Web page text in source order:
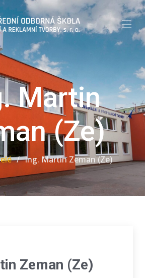
Martin
(Ze)
Ing. Martin Zeman (Ze)
Zeman (Ze)